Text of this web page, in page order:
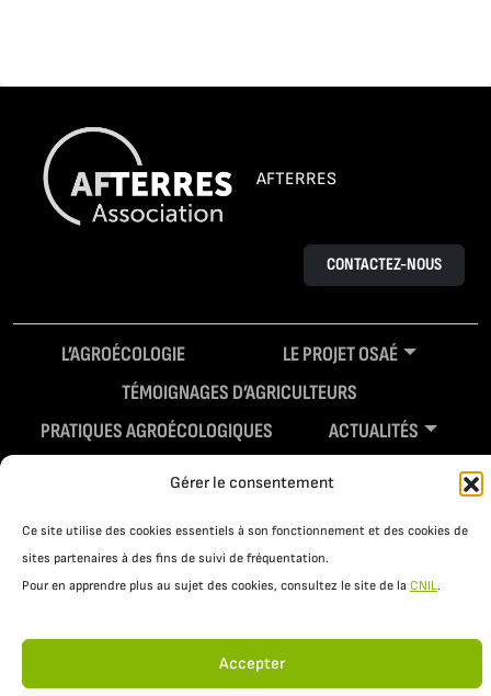
Gérer le consentement
Ce site utilise des cookies essentiels à son fonctionnement et des cookies de
sites partenaires à des fins de suivi de fréquentation.
Pour en apprendre plus au sujet des cookies, consultez le site de la CNIL.
Accepter
AFTERRES
CONTACTEZ-NOUS
L’AGROÉCOLOGIE
LE PROJET OSAÉ
TÉMOIGNAGES D’AGRICULTEURS
PRATIQUES AGROÉCOLOGIQUES
ACTUALITÉS
RESSOURCES